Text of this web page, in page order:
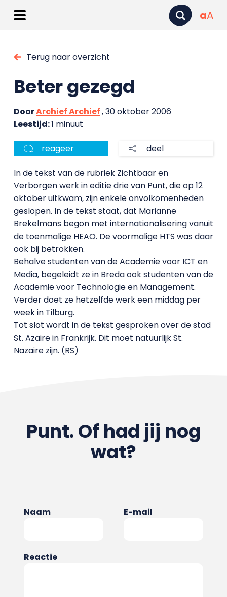
aA
Terug naar overzicht
Beter gezegd
DoorArchief Archief, 30 oktober 2006
Leestijd:1 minuut
reageer deel
In de tekst van de rubriek Zichtbaar en
Verborgen werk in editie drie van Punt, die op 12
oktober uitkwam, zijn enkele onvolkomenheden
geslopen. In de tekst staat, dat Marianne
Brekelmans begon met internationalisering vanuit
de toenmalige HEAO. De voormalige HTS was daar
ook bij betrokken.
Behalve studenten van de Academie voor ICT en
Media, begeleidt ze in Breda ook studenten van de
Academie voor Technologie en Management.
Verder doet ze hetzelfde werk een middag per
week in Tilburg.
Tot slot wordt in de tekst gesproken over de stad
St. Azaire in Frankrijk. Dit moet natuurlijk St.
Nazaire zijn. (RS)
Punt. Of had jij nog
wat?
Naam E-mail
Reactie